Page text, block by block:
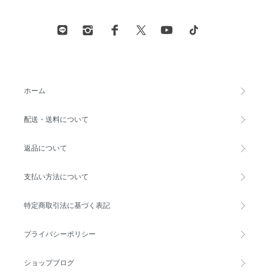
ホーム
配送・送料について
返品について
支払い方法について
特定商取引法に基づく表記
プライバシーポリシー
ショップブログ